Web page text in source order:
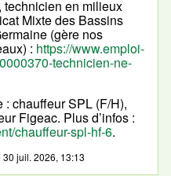
technicien en milieux
Mixte des Bassins
(gère nos
: https://www.emploi-
technicien-ne-
: chauffeur SPL (F/H),
Figeac. Plus d’infos :
chauffeur-spl-hf-6.
30 juil. 2026, 13:13